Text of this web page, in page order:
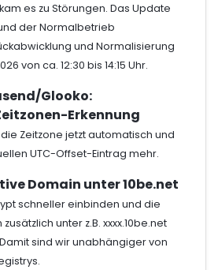
es zu Störungen. Das Update
der Normalbetrieb
und Normalisierung
von ca. 12:30 bis 14:15 Uhr.
Glooko:
Erkennung
Zeitzone jetzt automatisch und
UTC-Offset-Eintrag mehr.
Domain unter 10be.net
schneller einbinden und die
unter z.B. xxxx.10be.net
sind wir unabhängiger von